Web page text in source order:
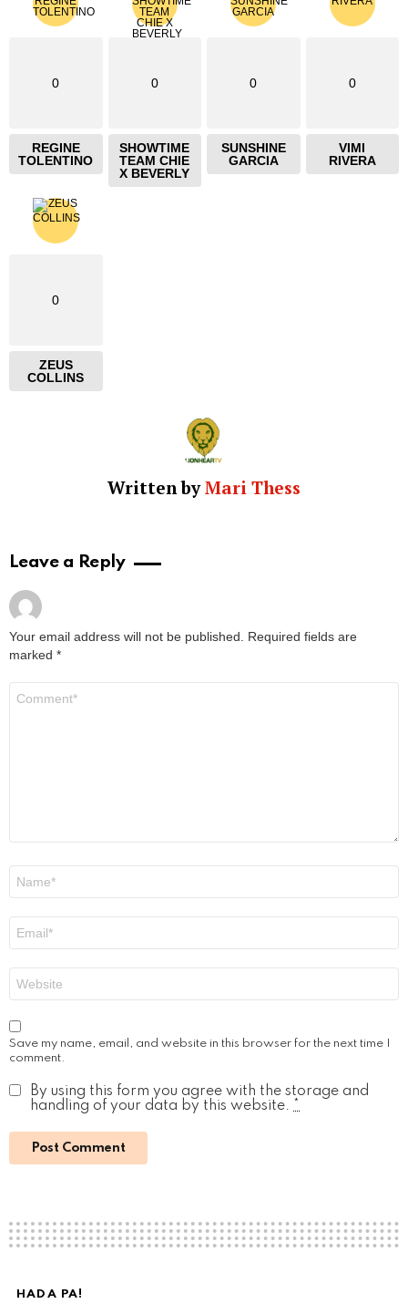
0
REGINE
TOLENTINO
0
SHOWTIME
TEAM CHIE
X BEVERLY
0
SUNSHINE
GARCIA
0
VIMI
RIVERA
0
ZEUS
COLLINS
Written byMari Thess
Leave a Reply
Your email address will not be published.
Required fields are
marked *
Save my name, email, and website in this browser for the next time I
comment.
By using this form you agree with the storage and
handling of your data by this website.
HADA PA!